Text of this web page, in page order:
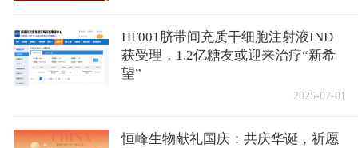
HF001脐带间充质干细胞注射液IND
获受理，1.2亿糖友或迎来治疗“新希
望”
2025-07-01
恒峰生物献礼国庆：共庆华诞，祈愿